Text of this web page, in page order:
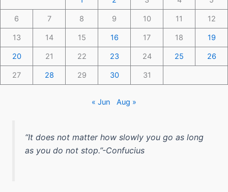
6 7 8 9 10 11 12
13 14 15 16 17 18 19
20 21 22 23 24 25 26
27 28 29 30 31
« Jun Aug »
“It does not matter how slowly you go as long
as you do not stop.”-Confucius